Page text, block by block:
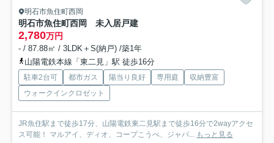
明石市魚住町西岡
明石市魚住町西岡 未入居戸建
2,780万円
- / 87.88㎡ / 3LDK＋S(納戸) /築1年
山陽電鉄本線「東二見」駅 徒歩16分
駐車2台可 都市ガス 陽当り良好 専用庭
収納豊富
ウォークインクロゼット
JR魚住駅まで徒歩17分、山陽電鉄東二見駅まで徒歩16分で2wayアクセ
ス可能！ マルアイ、ディオ、コープこうべ、ジャパ... もっと見る